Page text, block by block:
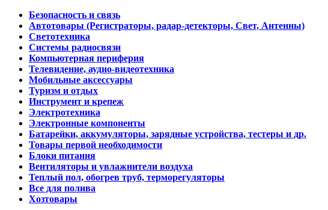
Безопасность и связь
Автотовары (Регистраторы, радар-детекторы, Свет, Антенны)
Светотехника
Системы радиосвязи
Компьютерная периферия
Телевидение, аудио-видеотехника
Мобильные аксессуары
Туризм и отдых
Инструмент и крепеж
Электротехника
Электронные компоненты
Батарейки, аккумуляторы, зарядные устройства, тестеры и др.
Товары первой необходимости
Блоки питания
Вентиляторы и увлажнители воздуха
Теплый пол, обогрев труб, терморегуляторы
Все для полива
Хозтовары